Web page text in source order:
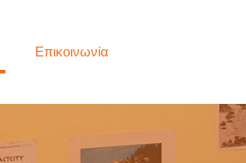
Επικοινωνία